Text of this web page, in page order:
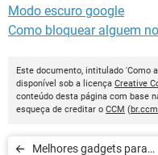
Modo escuro google
Como bloquear alguem
Este documento, intitulado 'Como
disponível sob a licença Creative
conteúdo desta página com base
esqueça de creditar o CCM (
Melhores gadgets para